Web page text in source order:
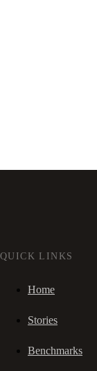
QUICK LINKS
Home
Stories
Benchmarks